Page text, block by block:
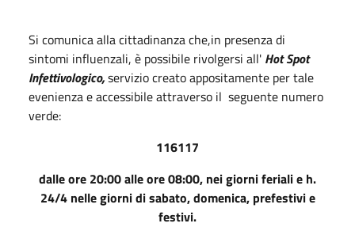
Si comunica alla cittadinanza che,in presenza di
sintomi influenzali, è possibile rivolgersi all' Hot Spot
Infettivologico,servizio creato appositamente per tale
evenienza e accessibile attraverso il seguente numero
verde:
116117
dalle ore 20:00 alle ore 08:00, nei giorni feriali e h.
24/4 nelle giorni di sabato, domenica, prefestivi e
festivi.